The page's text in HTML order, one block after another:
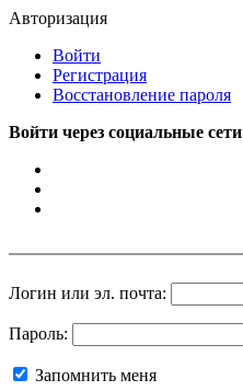
Авторизация
Войти
Регистрация
Восстановление пароля
Войти через социальные сети
Логин или эл. почта:
Пароль:
Запомнить меня